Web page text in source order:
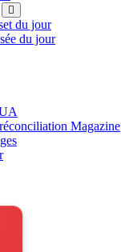
du jour
du jour
Magazine